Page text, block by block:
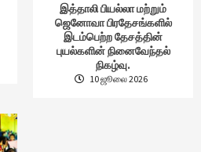
இத்தாலி பியல்லா மற்றும்
ஜெனோவா பிரதேசங்களில்
இடம்பெற்ற தேசத்தின்
புயல்களின் நினைவேந்தல்
நிகழ்வு.
10 ஜூலை 2026